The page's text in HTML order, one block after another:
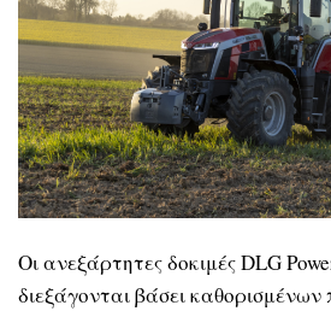
Οι ανεξάρτητες δοκιμές DLG
διεξάγονται βάσει